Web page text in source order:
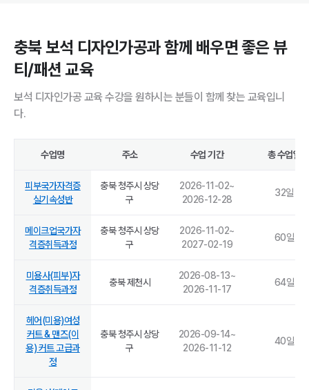
충북 보석 디자인가공과 함께 배우면 좋은 뷰
티/패션 교육
보석 디자인가공 교육 수강을 원하시는 분들이 함께 찾는 교육입니
다.
수업명 주소 수업 기간 총 수업일
피부국가자격증
실기속성반
충북 청주시 상당
구
2026-11-02~
2026-12-28
32일
메이크업국가자
격증취득과정
충북 청주시 상당
구
2026-11-02~
2027-02-19
60일
미용사(피부)자
격증취득과정
충북 제천시
2026-08-13~
2026-11-17
64일
헤어(미용)여성
커트 & 맨즈(이
용) 커트 고급과
정
충북 청주시 상당
구
2026-09-14~
2026-11-12
40일